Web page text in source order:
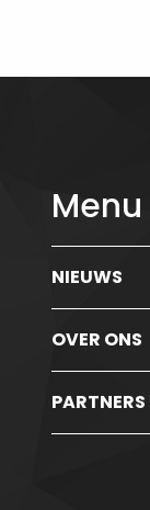
Menu
NIEUWS
OVER ONS
PARTNERS